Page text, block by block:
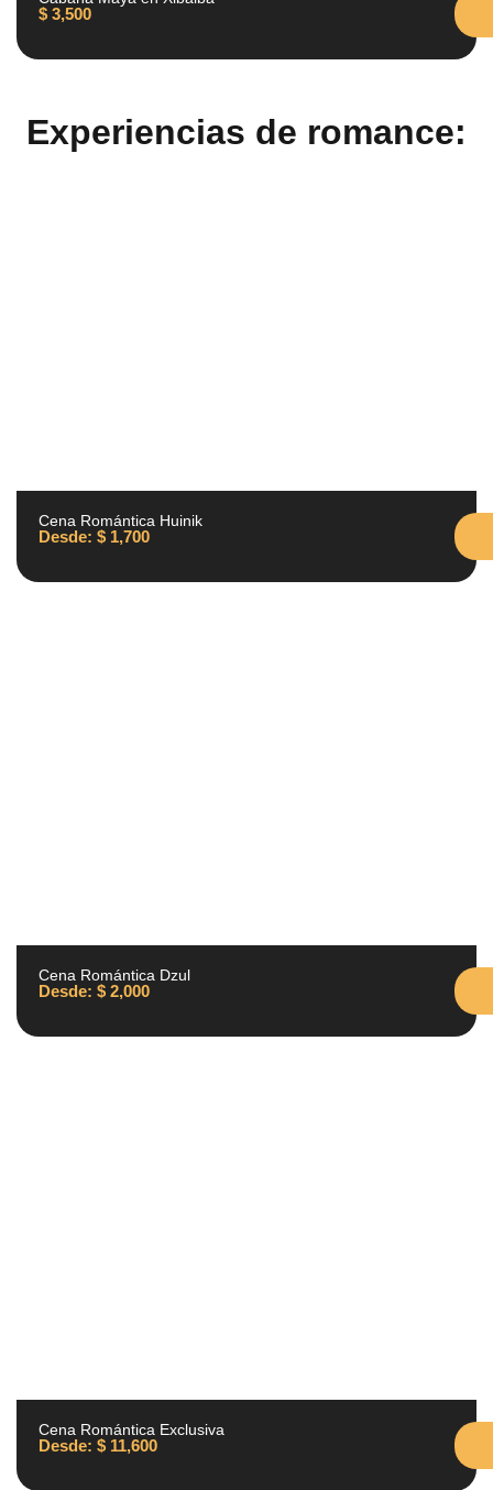
$ 3,500
Experiencias de romance:
Cena Romántica Huinik
Desde: $ 1,700
Cena Romántica Dzul
Desde: $ 2,000
Cena Romántica Exclusiva
Desde: $ 11,600